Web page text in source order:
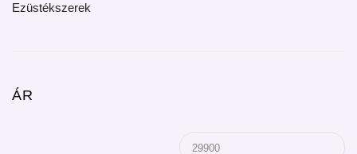
Ezüstékszerek
ÁR